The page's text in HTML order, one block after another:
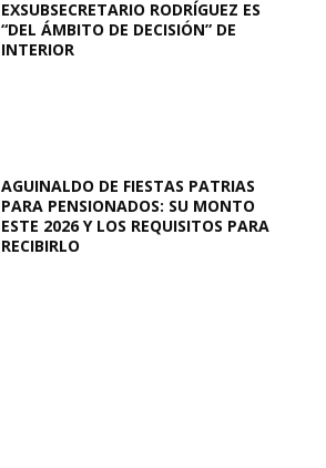
EXSUBSECRETARIO RODRÍGUEZ ES
“DEL ÁMBITO DE DECISIÓN” DE
INTERIOR
AGUINALDO DE FIESTAS PATRIAS
PARA PENSIONADOS: SU MONTO
ESTE 2026 Y LOS REQUISITOS PARA
RECIBIRLO